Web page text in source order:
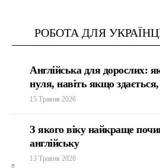
РОБОТА ДЛЯ
Англійська для дорослих:
нуля, навіть якщо
15 Травня 2026
З якого віку найкраще
англійську
13 Травня 2026